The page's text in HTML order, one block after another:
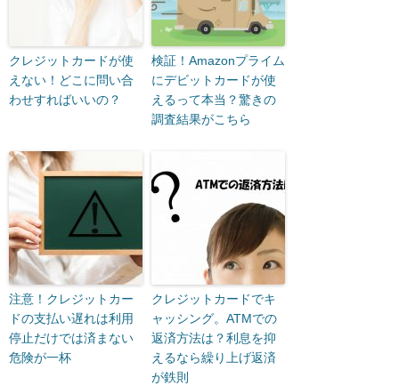
クレジットカードが使
えない！どこに問い合
わせすればいいの？
検証！Amazonプライム
にデビットカードが使
えるって本当？驚きの
調査結果がこちら
注意！クレジットカー
ドの支払い遅れは利用
停止だけでは済まない
危険が一杯
クレジットカードでキ
ャッシング。ATMでの
返済方法は？利息を抑
えるなら繰り上げ返済
が鉄則